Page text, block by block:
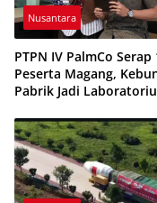
Nusantara
PTPN IV PalmCo Serap
Peserta Magang,
Pabrik Jadi
Muda